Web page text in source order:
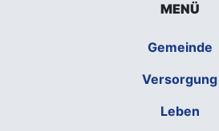
MENÜ
Gemeinde
Versorgung
Leben